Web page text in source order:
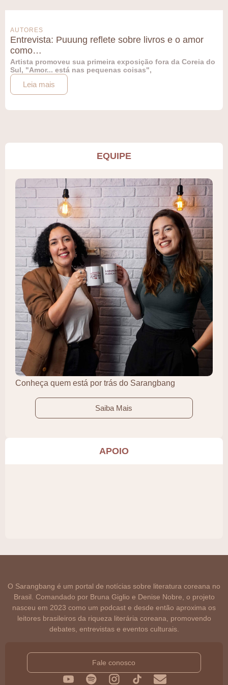
AUTORES
Entrevista: Puuung reflete sobre livros e o amor
como…
Artista promoveu sua primeira exposição fora da Coreia do
Sul, "Amor... está nas pequenas coisas",
Leia mais
EQUIPE
Conheça quem está por trás do Sarangbang
Saiba Mais
APOIO
O Sarangbang é um portal de notícias sobre literatura coreana no
Brasil. Comandado por Bruna Giglio e Denise Nobre, o projeto
nasceu em 2023 como um podcast e desde então aproxima os
leitores brasileiros da riqueza literária coreana, promovendo
debates, entrevistas e eventos culturais.
Fale conosco